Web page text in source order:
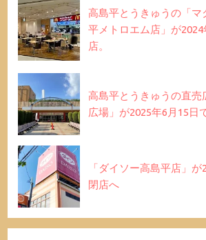
高島平とうきゅうの「マ
平メトロエム店」が
店。
高島平とうきゅうの直売
広場」が2025年6月15日
「ダイソー高島平店」
閉店へ